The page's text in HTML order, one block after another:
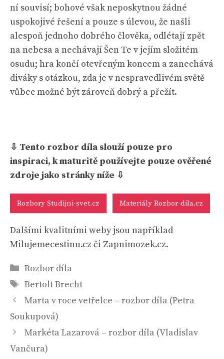
ní souvisí; bohové však neposkytnou žádné
uspokojivé řešení a pouze s úlevou, že našli
alespoň jednoho dobrého člověka, odlétají zpět
na nebesa a nechávají Šen Te v jejím složitém
osudu; hra končí otevřeným koncem a zanechává
diváky s otázkou, zda je v nespravedlivém světě
vůbec možné být zároveň dobrý a přežít.
⇩ Tento rozbor díla slouží pouze pro
inspiraci, k maturitě používejte pouze ověřené
zdroje jako stránky níže ⇩
Rozbory Studijni-svet.cz Materiály Rozbor-dila.cz
Dalšími kvalitními weby jsou například
Milujemecestinu.cz či Zapnimozek.cz.
Rubriky
Rozbor díla
Štítky
Bertolt Brecht
Marta v roce vetřelce – rozbor díla (Petra
Soukupová)
Markéta Lazarová – rozbor díla (Vladislav
Vančura)